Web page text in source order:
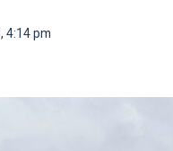
4:14 pm